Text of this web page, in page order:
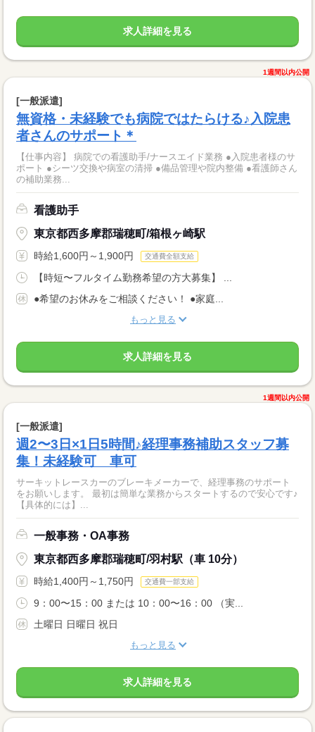
求人詳細を見る
1週間以内公開
[一般派遣]
無資格・未経験でも病院ではたらける♪入院患
者さんのサポート＊
【仕事内容】 病院での看護助手/ナースエイド業務 ●入院患者様のサ
ポート ●シーツ交換や病室の清掃 ●備品管理や院内整備 ●看護師さん
の補助業務...
看護助手
東京都西多摩郡瑞穂町/箱根ヶ崎駅
時給1,600円～1,900円 交通費全額支給
【時短〜フルタイム勤務希望の方大募集】 ...
●希望のお休みをご相談ください！ ●家庭...
もっと見る
求人詳細を見る
1週間以内公開
[一般派遣]
週2〜3日×1日5時間♪経理事務補助スタッフ募
集！未経験可 車可
サーキットレースカーのブレーキメーカーで、経理事務のサポート
をお願いします。 最初は簡単な業務からスタートするので安心です♪
【具体的には】...
一般事務・OA事務
東京都西多摩郡瑞穂町/羽村駅（車 10分）
時給1,400円～1,750円 交通費一部支給
9：00〜15：00 または 10：00〜16：00 （実...
土曜日 日曜日 祝日
もっと見る
求人詳細を見る